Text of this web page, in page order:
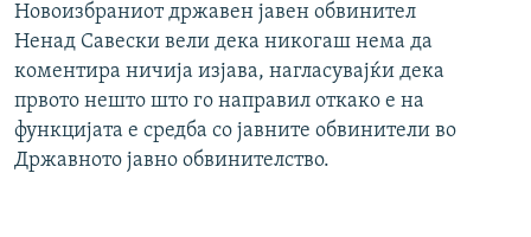
Новоизбраниот државен јавен обвинител
Ненад Савески вели дека никогаш нема да
коментира ничија изјава, нагласувајќи дека
првото нешто што го направил откако е на
функцијата е средба со јавните обвинители во
Државното јавно обвинителство.